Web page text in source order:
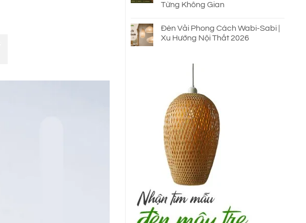
Từng Không Gian
Đèn Vải Phong Cách Wabi-Sabi |
Xu Hướng Nội Thất 2026